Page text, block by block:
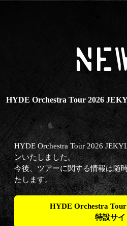
HYDE Orchestra Tour 2026
HYDE Orchestra Tour 2026
ンいたしました。
今後、ツアーに関する情報は随
たします。
HYDE Orchestra
特設サイ